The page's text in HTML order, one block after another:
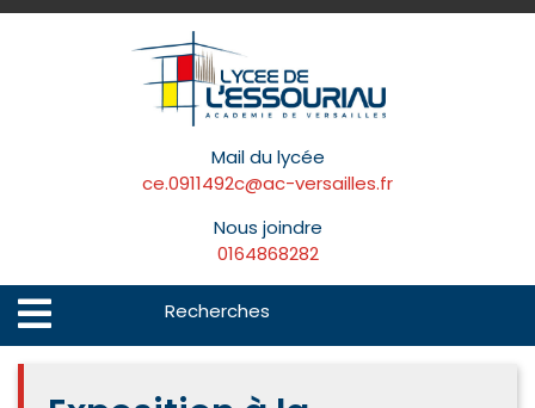
Skip
Mail du lycée
ce.0911492c@ac-versailles.fr
Nous joindre
0164868282
Open
Menu